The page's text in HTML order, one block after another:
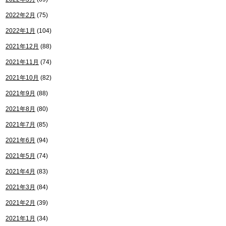
2022年2月 (75)
2022年1月 (104)
2021年12月 (88)
2021年11月 (74)
2021年10月 (82)
2021年9月 (88)
2021年8月 (80)
2021年7月 (85)
2021年6月 (94)
2021年5月 (74)
2021年4月 (83)
2021年3月 (84)
2021年2月 (39)
2021年1月 (34)